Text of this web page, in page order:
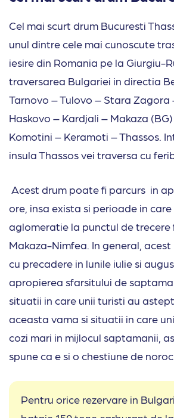
Cel mai scurt drum Bucuresti
unul dintre cele mai cunoscute
iesire din Romania pe la Giurgiu-
traversarea Bulgariei in directia
Tarnovo – Tulovo – Stara
Haskovo – Kardjali – Makaza
Komotini – Keramoti – Thassos.
insula Thassos vei traversa cu
Acest drum poate fi parcurs in
ore, insa exista si perioade in
aglomeratie la punctul de trecere
Makaza-Nimfea. In general,
cu precadere in lunile iulie si
apropierea sfarsitului de
situatii in care unii turisti au
aceasta vama si situatii in care
cozi mari in mijlocul saptamanii,
spune ca e si o chestiune de noroc.
Pentru orice rezervare in